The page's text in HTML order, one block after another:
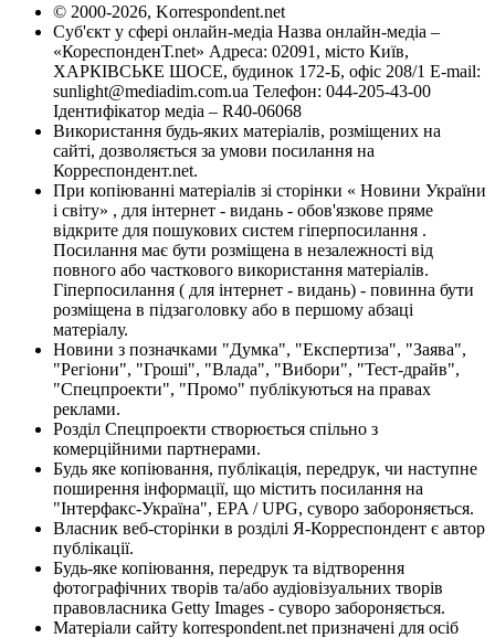
© 2000-2026, Korrespondent.net
Суб'єкт у сфері онлайн-медіа Назва онлайн-медіа –
«КореспонденТ.net» Адреса: 02091, місто Київ,
ХАРКІВСЬКЕ ШОСЕ, будинок 172-Б, офіс 208/1 E-mail:
sunlight@mediadim.com.ua Телефон: 044-205-43-00
Ідентифікатор медіа – R40-06068
Використання будь-яких матеріалів, розміщених на
сайті, дозволяється за умови посилання на
Корреспондент.net.
При копіюванні матеріалів зі сторінки « Новини України
і світу» , для інтернет - видань - обов'язкове пряме
відкрите для пошукових систем гіперпосилання .
Посилання має бути розміщена в незалежності від
повного або часткового використання матеріалів.
Гіперпосилання ( для інтернет - видань) - повинна бути
розміщена в підзаголовку або в першому абзаці
матеріалу.
Новини з позначками "Думка", "Експертиза", "Заява",
"Регіони", "Гроші", "Влада", "Вибори", "Тест-драйв",
"Спецпроекти", "Промо" публікуються на правах
реклами.
Розділ Спецпроекти створюється спільно з
комерційними партнерами.
Будь яке копіювання, публікація, передрук, чи наступне
поширення інформації, що містить посилання на
"Інтерфакс-Україна", EPA / UPG, суворо забороняється.
Власник веб-сторінки в розділі Я-Корреспондент є автор
публікації.
Будь-яке копіювання, передрук та відтворення
фотографічних творів та/або аудіовізуальних творів
правовласника Getty Images - суворо забороняється.
Матеріали сайту korrespondent.net призначені для осіб